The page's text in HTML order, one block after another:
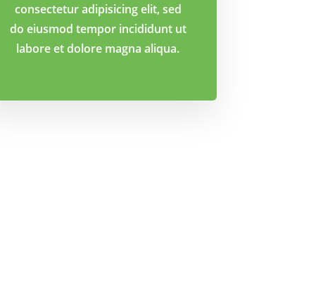
consectetur adipisicing elit, sed
do eiusmod tempor incididunt ut
labore et dolore magna aliqua.